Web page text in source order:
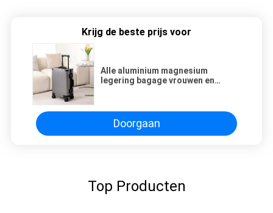
Krijg de beste prijs voor
Alle aluminium magnesium
legering bagage vrouwen en
"metalen koffer
Doorgaan
Top Producten